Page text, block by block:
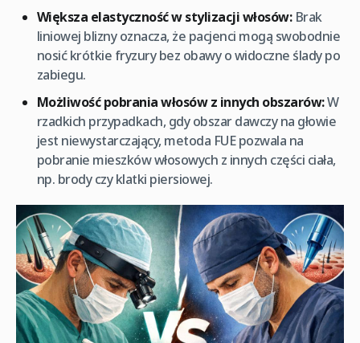
Większa elastyczność w stylizacji włosów:Brak
liniowej blizny oznacza, że pacjenci mogą swobodnie
nosić krótkie fryzury bez obawy o widoczne ślady po
zabiegu.
Możliwość pobrania włosów z innych obszarów:W
rzadkich przypadkach, gdy obszar dawczy na głowie
jest niewystarczający, metoda FUE pozwala na
pobranie mieszków włosowych z innych części ciała,
np. brody czy klatki piersiowej.